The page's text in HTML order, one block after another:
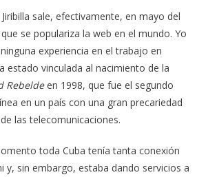
sale, efectivamente, en mayo del
se populariza la web en el mundo. Yo
experiencia en el trabajo en
estado vinculada al nacimiento de la
Rebeldeen 1998, que fue el segundo
en un país con una gran precariedad
las telecomunicaciones.
toda Cuba tenía tanta conexión
y, sin embargo, estaba dando servicios a